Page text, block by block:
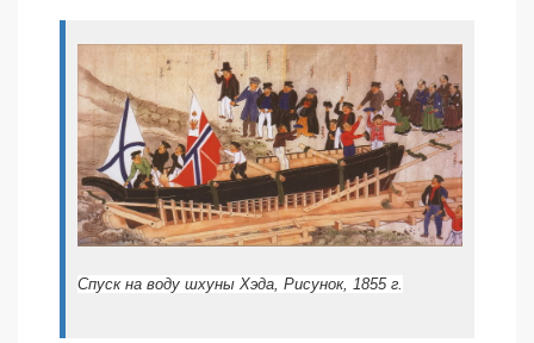
Спуск на воду шхуны Хэда, Рисунок, 1855 г.